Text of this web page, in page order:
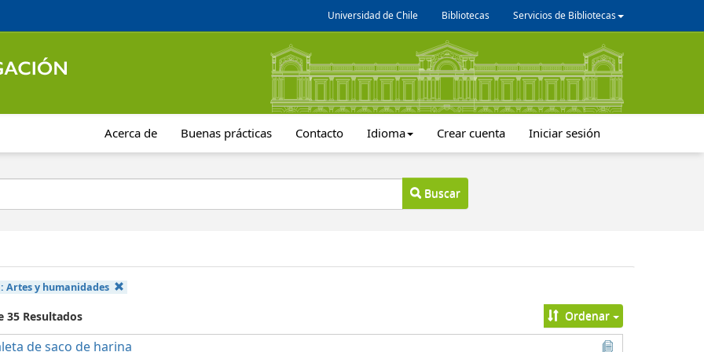
Universidad de Chile Bibliotecas Servicios de Bibliotecas
Acerca de Buenas prácticas Contacto Idioma Crear cuenta Iniciar sesión
Buscar
Artes y humanidades
35 Resultados Ordenar
de saco de harina